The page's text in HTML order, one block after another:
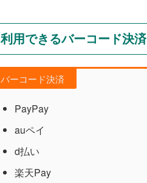
利用できるバーコード決済
バーコード決済
PayPay
auペイ
d払い
楽天Pay